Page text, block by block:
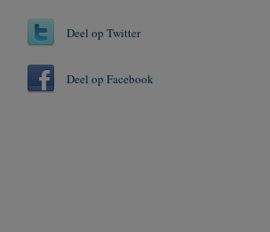
Deel op Twitter
Deel op Facebook